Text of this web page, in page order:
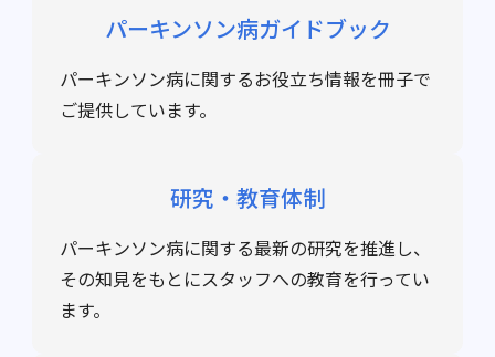
パーキンソン病ガイドブック
パーキンソン病に関するお役立ち情報を冊子で
ご提供しています。
研究・教育体制
パーキンソン病に関する最新の研究を推進し、
その知見をもとにスタッフへの教育を行ってい
ます。